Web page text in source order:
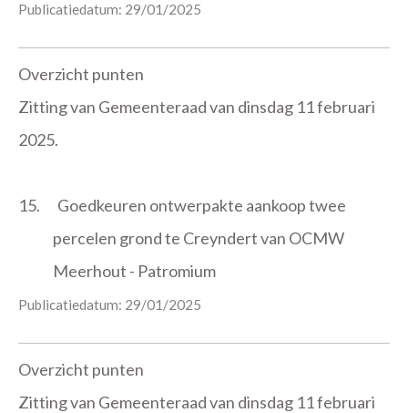
Publicatiedatum: 29/01/2025
Overzicht punten
Zitting van Gemeenteraad van dinsdag 11 februari
2025.
15.
Goedkeuren ontwerpakte aankoop twee
percelen grond te Creyndert van OCMW
Meerhout - Patromium
Publicatiedatum: 29/01/2025
Overzicht punten
Zitting van Gemeenteraad van dinsdag 11 februari